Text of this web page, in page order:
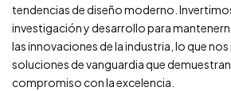
tendencias de diseño moderno.
investigación y desarrollo para
las innovaciones de la industria, lo que
soluciones de vanguardia que
compromiso con la excelencia.